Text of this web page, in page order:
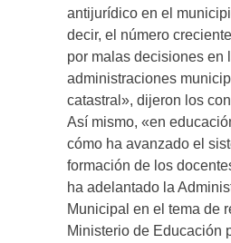
antijurídico en el
decir, el número
por malas decisiones en
administraciones
catastral», dijeron los
Así mismo, «en
cómo ha avanzado el
formación de los
ha adelantado la
Municipal en el tema de
Ministerio de Educación